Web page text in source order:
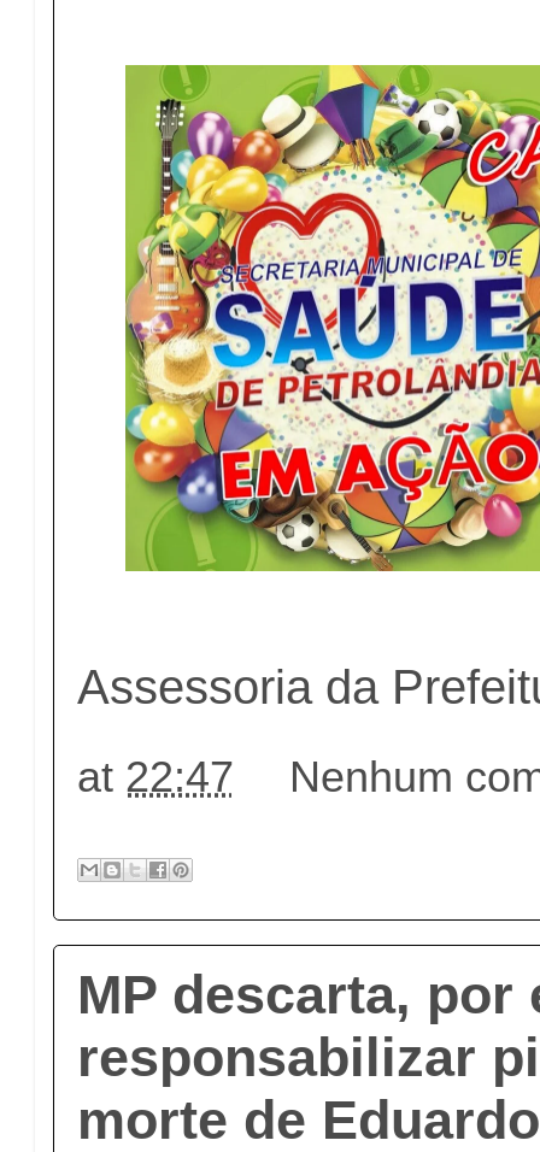
Assessoria da
at 22:47 Nenhum
MP descarta, por
responsabilizar
morte de